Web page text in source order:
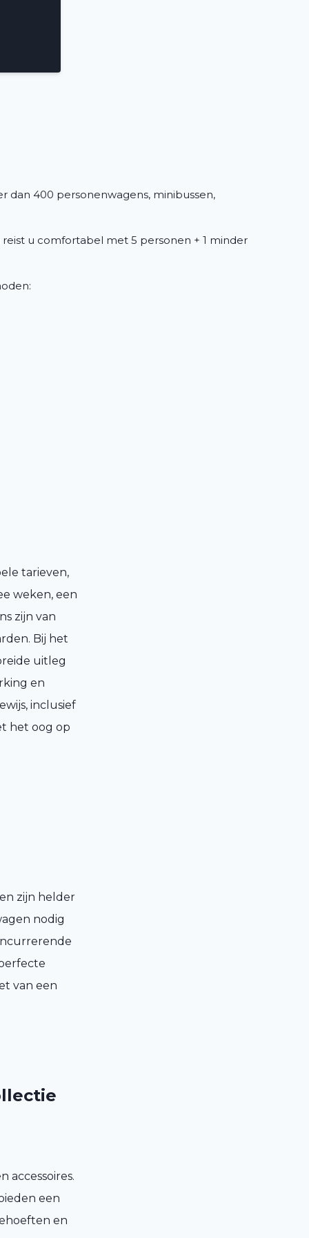
400 personenwagens, minibussen,
u comfortabel met 5 personen + 1 minder
tarieven,
weken, een
zijn van
Bij het
uitleg
en
inclusief
het oog op
zijn helder
nodig
van een
accessoires.
een
en